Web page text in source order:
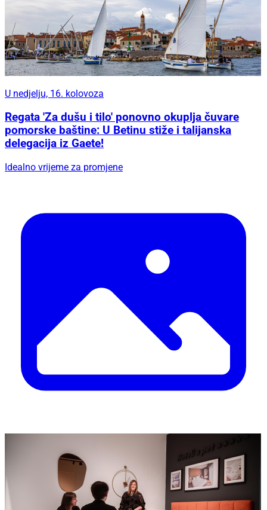
U nedjelju, 16. kolovoza
Regata 'Za dušu i tilo' ponovno okuplja čuvare
pomorske baštine: U Betinu stiže i talijanska
delegacija iz Gaete!
Idealno vrijeme za promjene